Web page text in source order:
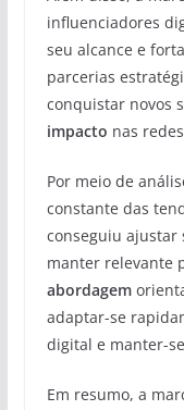
influenciadores
seu alcance e
parcerias
conquistar novos
impacto nas
Por meio de
constante das
conseguiu ajustar
manter relevante
abordagem
adaptar-se
digital e manter-
Em resumo, a